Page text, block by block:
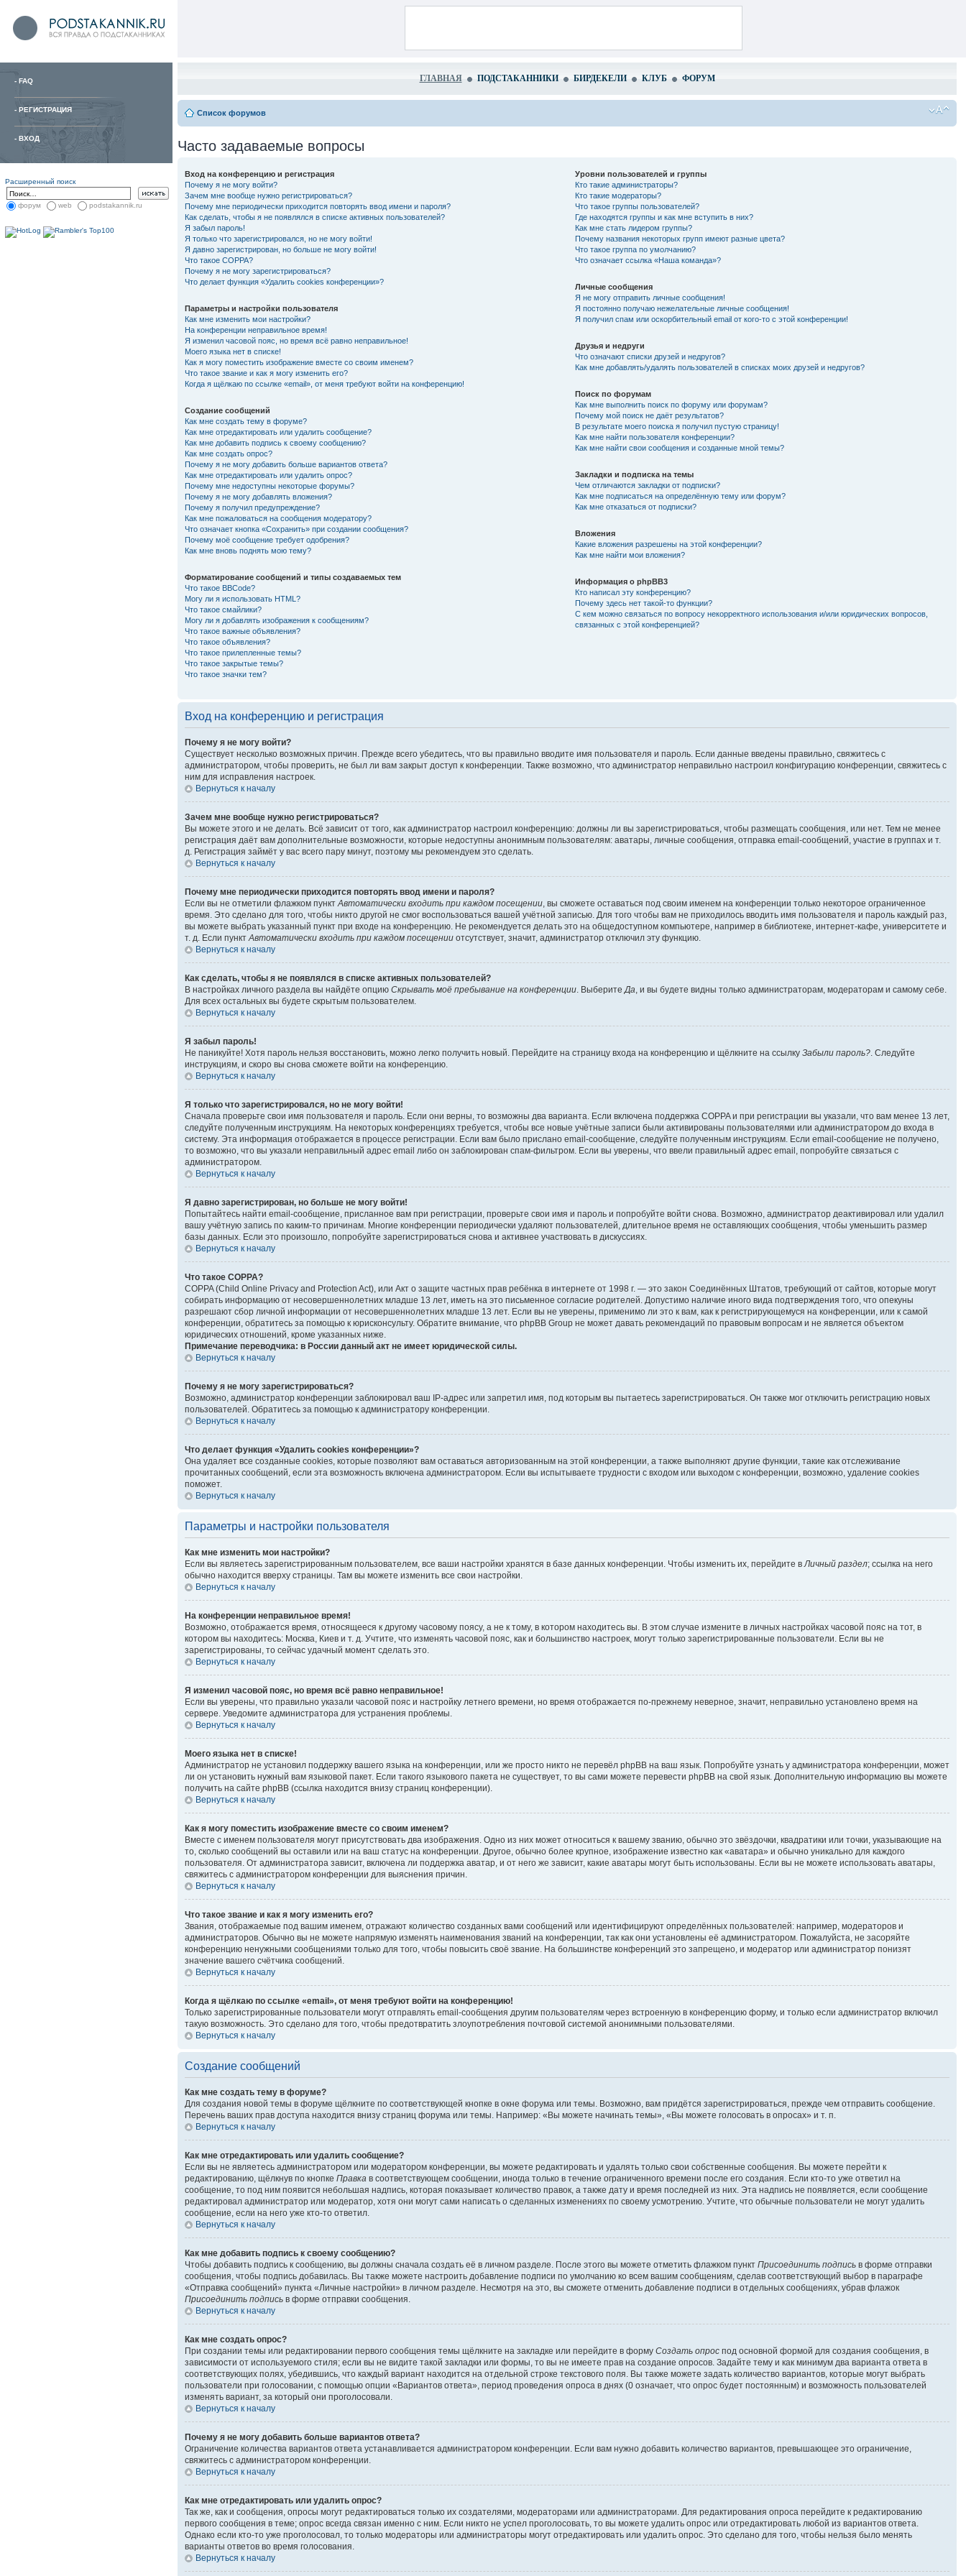
- FAQ
- РЕГИСТРАЦИЯ
- ВХОД
Расширенный поиск
форум web podstakannik.ru
ГЛАВНАЯ ПОДСТАКАННИКИ БИРДЕКЕЛИ КЛУБ ФОРУМ
Список форумов
Часто задаваемые вопросы
Вход на конференцию и регистрация
Почему я не могу войти?
Зачем мне вообще нужно регистрироваться?
Почему мне периодически приходится повторять ввод имени и пароля?
Как сделать, чтобы я не появлялся в списке активных пользователей?
Я забыл пароль!
Я только что зарегистрировался, но не могу войти!
Я давно зарегистрирован, но больше не могу войти!
Что такое COPPA?
Почему я не могу зарегистрироваться?
Что делает функция «Удалить cookies конференции»?
Параметры и настройки пользователя
Как мне изменить мои настройки?
На конференции неправильное время!
Я изменил часовой пояс, но время всё равно неправильное!
Моего языка нет в списке!
Как я могу поместить изображение вместе со своим именем?
Что такое звание и как я могу изменить его?
Когда я щёлкаю по ссылке «email», от меня требуют войти на конференцию!
Создание сообщений
Как мне создать тему в форуме?
Как мне отредактировать или удалить сообщение?
Как мне добавить подпись к своему сообщению?
Как мне создать опрос?
Почему я не могу добавить больше вариантов ответа?
Как мне отредактировать или удалить опрос?
Почему мне недоступны некоторые форумы?
Почему я не могу добавлять вложения?
Почему я получил предупреждение?
Как мне пожаловаться на сообщения модератору?
Что означает кнопка «Сохранить» при создании сообщения?
Почему моё сообщение требует одобрения?
Как мне вновь поднять мою тему?
Форматирование сообщений и типы создаваемых тем
Что такое BBCode?
Могу ли я использовать HTML?
Что такое смайлики?
Могу ли я добавлять изображения к сообщениям?
Что такое важные объявления?
Что такое объявления?
Что такое прилепленные темы?
Что такое закрытые темы?
Что такое значки тем?
Уровни пользователей и группы
Кто такие администраторы?
Кто такие модераторы?
Что такое группы пользователей?
Где находятся группы и как мне вступить в них?
Как мне стать лидером группы?
Почему названия некоторых групп имеют разные цвета?
Что такое группа по умолчанию?
Что означает ссылка «Наша команда»?
Личные сообщения
Я не могу отправить личные сообщения!
Я постоянно получаю нежелательные личные сообщения!
Я получил спам или оскорбительный email от кого-то с этой конференции!
Друзья и недруги
Что означают списки друзей и недругов?
Как мне добавлять/удалять пользователей в списках моих друзей и недругов?
Поиск по форумам
Как мне выполнить поиск по форуму или форумам?
Почему мой поиск не даёт результатов?
В результате моего поиска я получил пустую страницу!
Как мне найти пользователя конференции?
Как мне найти свои сообщения и созданные мной темы?
Закладки и подписка на темы
Чем отличаются закладки от подписки?
Как мне подписаться на определённую тему или форум?
Как мне отказаться от подписки?
Вложения
Какие вложения разрешены на этой конференции?
Как мне найти мои вложения?
Информация о phpBB3
Кто написал эту конференцию?
Почему здесь нет такой-то функции?
С кем можно связаться по вопросу некорректного использования и/или юридических вопросов,
связанных с этой конференцией?
Вход на конференцию и регистрация
Почему я не могу войти?
Существует несколько возможных причин. Прежде всего убедитесь, что вы правильно вводите имя пользователя и пароль. Если данные введены правильно, свяжитесь с
администратором, чтобы проверить, не был ли вам закрыт доступ к конференции. Также возможно, что администратор неправильно настроил конфигурацию конференции, свяжитесь с
ним для исправления настроек.
Вернуться к началу
Зачем мне вообще нужно регистрироваться?
Вы можете этого и не делать. Всё зависит от того, как администратор настроил конференцию: должны ли вы зарегистрироваться, чтобы размещать сообщения, или нет. Тем не менее
регистрация даёт вам дополнительные возможности, которые недоступны анонимным пользователям: аватары, личные сообщения, отправка email-сообщений, участие в группах и т.
д. Регистрация займёт у вас всего пару минут, поэтому мы рекомендуем это сделать.
Вернуться к началу
Почему мне периодически приходится повторять ввод имени и пароля?
Если вы не отметили флажком пунктАвтоматически входить при каждом посещении, вы сможете оставаться под своим именем на конференции только некоторое ограниченное
время. Это сделано для того, чтобы никто другой не смог воспользоваться вашей учётной записью. Для того чтобы вам не приходилось вводить имя пользователя и пароль каждый раз,
вы можете выбрать указанный пункт при входе на конференцию. Не рекомендуется делать это на общедоступном компьютере, например в библиотеке, интернет-кафе, университете и
т. д. Если пунктАвтоматически входить при каждом посещении отсутствует, значит, администратор отключил эту функцию.
Вернуться к началу
Как сделать, чтобы я не появлялся в списке активных пользователей?
В настройках личного раздела вы найдёте опцию Скрывать моё пребывание на конференции. ВыберитеДа, и вы будете видны только администраторам, модераторам и самому себе.
Для всех остальных вы будете скрытым пользователем.
Вернуться к началу
Я забыл пароль!
Не паникуйте! Хотя пароль нельзя восстановить, можно легко получить новый. Перейдите на страницу входа на конференцию и щёлкните на ссылку Забыли пароль?. Следуйте
инструкциям, и скоро вы снова сможете войти на конференцию.
Вернуться к началу
Я только что зарегистрировался, но не могу войти!
Сначала проверьте свои имя пользователя и пароль. Если они верны, то возможны два варианта. Если включена поддержка COPPA и при регистрации вы указали, что вам менее 13 лет,
следуйте полученным инструкциям. На некоторых конференциях требуется, чтобы все новые учётные записи были активированы пользователями или администратором до входа в
систему. Эта информация отображается в процессе регистрации. Если вам было прислано email-сообщение, следуйте полученным инструкциям. Если email-сообщение не получено,
то возможно, что вы указали неправильный адрес email либо он заблокирован спам-фильтром. Если вы уверены, что ввели правильный адрес email, попробуйте связаться с
администратором.
Вернуться к началу
Я давно зарегистрирован, но больше не могу войти!
Попытайтесь найти email-сообщение, присланное вам при регистрации, проверьте свои имя и пароль и попробуйте войти снова. Возможно, администратор деактивировал или удалил
вашу учётную запись по каким-то причинам. Многие конференции периодически удаляют пользователей, длительное время не оставляющих сообщения, чтобы уменьшить размер
базы данных. Если это произошло, попробуйте зарегистрироваться снова и активнее участвовать в дискуссиях.
Вернуться к началу
Что такое COPPA?
COPPA (Child Online Privacy and Protection Act), или Акт о защите частных прав ребёнка в интернете от 1998 г. — это закон Соединённых Штатов, требующий от сайтов, которые могут
собирать информацию от несовершеннолетних младше 13 лет, иметь на это письменное согласие родителей. Допустимо наличие иного вида подтверждения того, что опекуны
разрешают сбор личной информации от несовершеннолетних младше 13 лет. Если вы не уверены, применимо ли это к вам, как к регистрирующемуся на конференции, или к самой
конференции, обратитесь за помощью к юрисконсульту. Обратите внимание, что phpBB Group не может давать рекомендаций по правовым вопросам и не является объектом
юридических отношений, кроме указанных ниже.
Примечание переводчика: в России данный акт не имеет юридической силы.
Вернуться к началу
Почему я не могу зарегистрироваться?
Возможно, администратор конференции заблокировал ваш IP-адрес или запретил имя, под которым вы пытаетесь зарегистрироваться. Он также мог отключить регистрацию новых
пользователей. Обратитесь за помощью к администратору конференции.
Вернуться к началу
Что делает функция «Удалить cookies конференции»?
Она удаляет все созданные cookies, которые позволяют вам оставаться авторизованным на этой конференции, а также выполняют другие функции, такие как отслеживание
прочитанных сообщений, если эта возможность включена администратором. Если вы испытываете трудности с входом или выходом с конференции, возможно, удаление cookies
поможет.
Вернуться к началу
Параметры и настройки пользователя
Как мне изменить мои настройки?
Если вы являетесь зарегистрированным пользователем, все ваши настройки хранятся в базе данных конференции. Чтобы изменить их, перейдите вЛичный раздел; ссылка на него
обычно находится вверху страницы. Там вы можете изменить все свои настройки.
Вернуться к началу
На конференции неправильное время!
Возможно, отображается время, относящееся к другому часовому поясу, а не к тому, в котором находитесь вы. В этом случае измените в личных настройках часовой пояс на тот, в
котором вы находитесь: Москва, Киев и т. д. Учтите, что изменять часовой пояс, как и большинство настроек, могут только зарегистрированные пользователи. Если вы не
зарегистрированы, то сейчас удачный момент сделать это.
Вернуться к началу
Я изменил часовой пояс, но время всё равно неправильное!
Если вы уверены, что правильно указали часовой пояс и настройку летнего времени, но время отображается по-прежнему неверное, значит, неправильно установлено время на
сервере. Уведомите администратора для устранения проблемы.
Вернуться к началу
Моего языка нет в списке!
Администратор не установил поддержку вашего языка на конференции, или же просто никто не перевёл phpBB на ваш язык. Попробуйте узнать у администратора конференции, может
ли он установить нужный вам языковой пакет. Если такого языкового пакета не существует, то вы сами можете перевести phpBB на свой язык. Дополнительную информацию вы можете
получить на сайте phpBB (ссылка находится внизу страниц конференции).
Вернуться к началу
Как я могу поместить изображение вместе со своим именем?
Вместе с именем пользователя могут присутствовать два изображения. Одно из них может относиться к вашему званию, обычно это звёздочки, квадратики или точки, указывающие на
то, сколько сообщений вы оставили или на ваш статус на конференции. Другое, обычно более крупное, изображение известно как «аватара» и обычно уникально для каждого
пользователя. От администратора зависит, включена ли поддержка аватар, и от него же зависит, какие аватары могут быть использованы. Если вы не можете использовать аватары,
свяжитесь с администратором конференции для выяснения причин.
Вернуться к началу
Что такое звание и как я могу изменить его?
Звания, отображаемые под вашим именем, отражают количество созданных вами сообщений или идентифицируют определённых пользователей: например, модераторов и
администраторов. Обычно вы не можете напрямую изменять наименования званий на конференции, так как они установлены её администратором. Пожалуйста, не засоряйте
конференцию ненужными сообщениями только для того, чтобы повысить своё звание. На большинстве конференций это запрещено, и модератор или администратор понизят
значение вашего счётчика сообщений.
Вернуться к началу
Когда я щёлкаю по ссылке «email», от меня требуют войти на конференцию!
Только зарегистрированные пользователи могут отправлять email-сообщения другим пользователям через встроенную в конференцию форму, и только если администратор включил
такую возможность. Это сделано для того, чтобы предотвратить злоупотребления почтовой системой анонимными пользователями.
Вернуться к началу
Создание сообщений
Как мне создать тему в форуме?
Для создания новой темы в форуме щёлкните по соответствующей кнопке в окне форума или темы. Возможно, вам придётся зарегистрироваться, прежде чем отправить сообщение.
Перечень ваших прав доступа находится внизу страниц форума или темы. Например: «Вы можете начинать темы», «Вы можете голосовать в опросах» и т. п.
Вернуться к началу
Как мне отредактировать или удалить сообщение?
Если вы не являетесь администратором или модератором конференции, вы можете редактировать и удалять только свои собственные сообщения. Вы можете перейти к
редактированию, щёлкнув по кнопке Правка в соответствующем сообщении, иногда только в течение ограниченного времени после его создания. Если кто-то уже ответил на
сообщение, то под ним появится небольшая надпись, которая показывает количество правок, а также дату и время последней из них. Эта надпись не появляется, если сообщение
редактировал администратор или модератор, хотя они могут сами написать о сделанных изменениях по своему усмотрению. Учтите, что обычные пользователи не могут удалить
сообщение, если на него уже кто-то ответил.
Вернуться к началу
Как мне добавить подпись к своему сообщению?
Чтобы добавить подпись к сообщению, вы должны сначала создать её в личном разделе. После этого вы можете отметить флажком пункт Присоединить подпись в форме отправки
сообщения, чтобы подпись добавилась. Вы также можете настроить добавление подписи по умолчанию ко всем вашим сообщениям, сделав соответствующий выбор в параграфе
«Отправка сообщений» пункта «Личные настройки» в личном разделе. Несмотря на это, вы сможете отменить добавление подписи в отдельных сообщениях, убрав флажок
Присоединить подпись в форме отправки сообщения.
Вернуться к началу
Как мне создать опрос?
При создании темы или редактировании первого сообщения темы щёлкните на закладке или перейдите в форму Создать опрос под основной формой для создания сообщения, в
зависимости от используемого стиля; если вы не видите такой закладки или формы, то вы не имеете прав на создание опросов. Задайте тему и как минимум два варианта ответа в
соответствующих полях, убедившись, что каждый вариант находится на отдельной строке текстового поля. Вы также можете задать количество вариантов, которые могут выбрать
пользователи при голосовании, с помощью опции «Вариантов ответа», период проведения опроса в днях (0 означает, что опрос будет постоянным) и возможность пользователей
изменять вариант, за который они проголосовали.
Вернуться к началу
Почему я не могу добавить больше вариантов ответа?
Ограничение количества вариантов ответа устанавливается администратором конференции. Если вам нужно добавить количество вариантов, превышающее это ограничение,
свяжитесь с администратором конференции.
Вернуться к началу
Как мне отредактировать или удалить опрос?
Так же, как и сообщения, опросы могут редактироваться только их создателями, модераторами или администраторами. Для редактирования опроса перейдите к редактированию
первого сообщения в теме; опрос всегда связан именно с ним. Если никто не успел проголосовать, то вы можете удалить опрос или отредактировать любой из вариантов ответа.
Однако если кто-то уже проголосовал, то только модераторы или администраторы могут отредактировать или удалить опрос. Это сделано для того, чтобы нельзя было менять
варианты ответов во время голосования.
Вернуться к началу